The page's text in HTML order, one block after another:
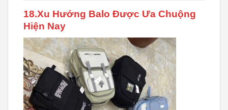
18.Xu Hướng Balo Được Ưa Chuộng
Hiện Nay